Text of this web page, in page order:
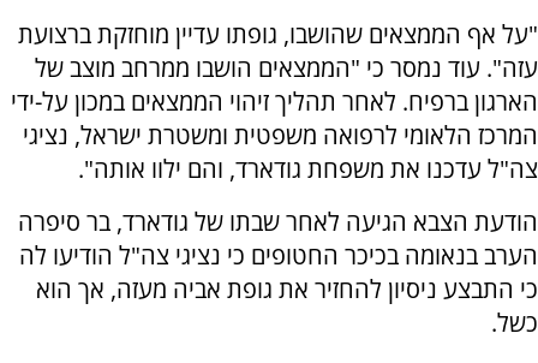
"על אף הממצאים שהושבו, גופתו עדיין מוחזקת ברצועת
עזה". עוד נמסר כי "הממצאים הושבו ממרחב מוצב של
הארגון ברפיח. לאחר תהליך זיהוי הממצאים במכון על-ידי
המרכז הלאומי לרפואה משפטית ומשטרת ישראל, נציגי
צה"ל עדכנו את משפחת גודארד, והם ילוו אותה".
הודעת הצבא הגיעה לאחר שבתו של גודארד, בר סיפרה
הערב בנאומה בכיכר החטופים כי נציגי צה"ל הודיעו לה
כי התבצע ניסיון להחזיר את גופת אביה מעזה, אך הוא
כשל.